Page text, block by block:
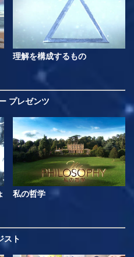
理解を構成するもの
プレゼンツ
私の哲学
スト